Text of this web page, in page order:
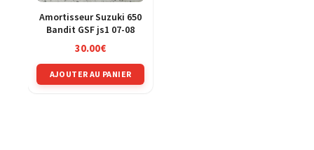
Amortisseur Suzuki 650
Bandit GSF js1 07-08
30.00€
AJOUTER AU PANIER